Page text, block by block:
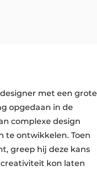
met een grote
opgedaan in de
complexe design
te ontwikkelen. Toen
greep hij deze kans
kon laten